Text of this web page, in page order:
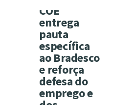
COE
entrega
pauta
específica
ao Bradesco
e reforça
defesa do
emprego e